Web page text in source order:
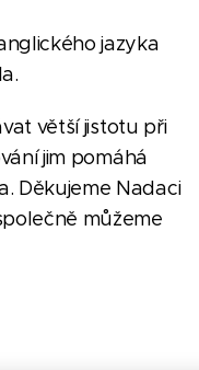
jazyka
větší jistotu při
jim pomáhá
Děkujeme Nadaci
můžeme